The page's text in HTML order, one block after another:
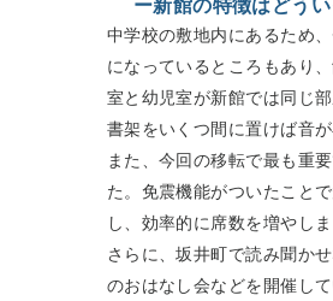
ー新館の特徴はどう
中学校の敷地内にあるため
になっているところもあり
室と幼児室が新館では同じ
書架をいくつ間に置けば音
また、今回の移転で最も重
た。免震機能がついたこと
し、効率的に席数を増やし
さらに、坂井町で読み聞か
のおはなし会などを開催し